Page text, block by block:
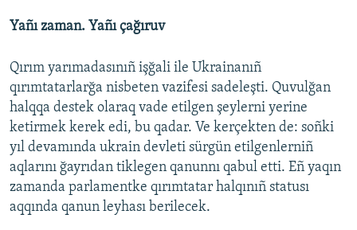
Yañı zaman. Yañı çağıruv
Qırım yarımadasınıñ işğali ile Ukrainanıñ
qırımtatarlarğa nisbeten vazifesi sadeleşti. Quvulğan
halqqa destek olaraq vade etilgen şeylerni yerine
ketirmek kerek edi, bu qadar. Ve kerçekten de: soñki
yıl devamında ukrain devleti sürgün etilgenlerniñ
aqlarını ğayrıdan tiklegen qanunnı qabul etti. Eñ yaqın
zamanda parlamentke qırımtatar halqınıñ statusı
aqqında qanun leyhası berilecek.